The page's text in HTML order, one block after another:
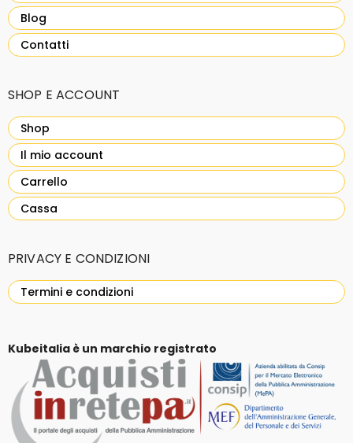
Blog
Contatti
SHOP E ACCOUNT
Shop
Il mio account
Carrello
Cassa
PRIVACY E CONDIZIONI
Termini e condizioni
Kubeitalia è un marchio registrato